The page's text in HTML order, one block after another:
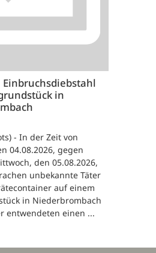
Einbruchsdiebstahl
in
- In der Zeit von
04.08.2026, gegen
den 05.08.2026,
unbekannte Täter
auf einem
in Niederbrombach
entwendeten einen ...